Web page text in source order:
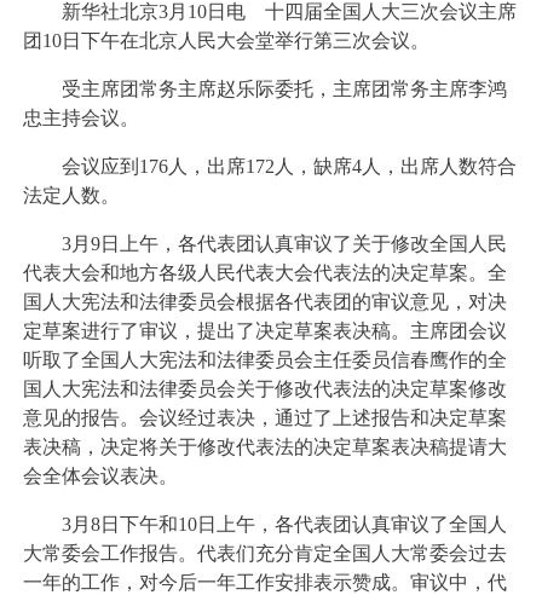
新华社北京3月10日电 十四届全国人大三次会议主席
团10日下午在北京人民大会堂举行第三次会议。
受主席团常务主席赵乐际委托，主席团常务主席李鸿
忠主持会议。
会议应到176人，出席172人，缺席4人，出席人数符合
法定人数。
3月9日上午，各代表团认真审议了关于修改全国人民
代表大会和地方各级人民代表大会代表法的决定草案。全
国人大宪法和法律委员会根据各代表团的审议意见，对决
定草案进行了审议，提出了决定草案表决稿。主席团会议
听取了全国人大宪法和法律委员会主任委员信春鹰作的全
国人大宪法和法律委员会关于修改代表法的决定草案修改
意见的报告。会议经过表决，通过了上述报告和决定草案
表决稿，决定将关于修改代表法的决定草案表决稿提请大
会全体会议表决。
3月8日下午和10日上午，各代表团认真审议了全国人
大常委会工作报告。代表们充分肯定全国人大常委会过去
一年的工作，对今后一年工作安排表示赞成。审议中，代